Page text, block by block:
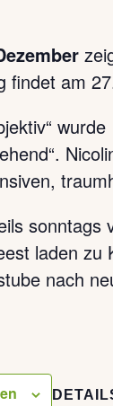
findet am
wurde
laden
nach